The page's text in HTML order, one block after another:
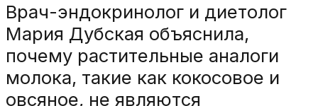
Врач-эндокринолог и диетолог
Мария Дубская объяснила,
почему растительные аналоги
молока, такие как кокосовое и
овсяное, не являются